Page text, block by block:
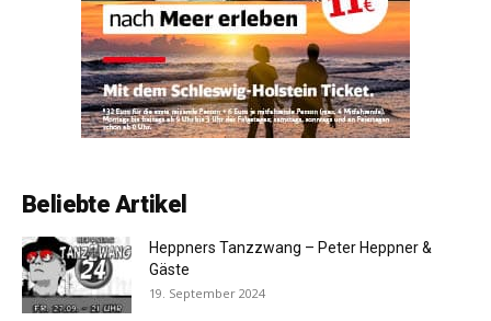
Beliebte Artikel
Heppners Tanzzwang – Peter Heppner &
Gäste
19. September 2024